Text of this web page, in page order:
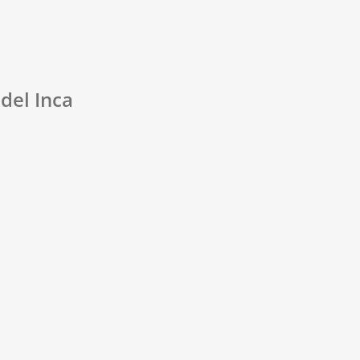
Inca